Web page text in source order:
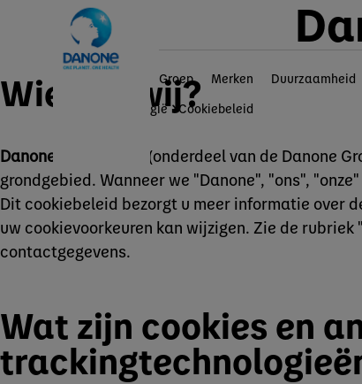
Groep Merken Duurzaamheid
Danone in België Cookiebeleid
Wie zijn wij?
Danone Belux nv/sa
(onderdeel van de Danone
grondgebied. Wanneer we "Danone", "ons",
Dit cookiebeleid bezorgt u meer informatie over
uw cookievoorkeuren kan wijzigen. Zie de rubriek "
contactgegevens.
Wat zijn cookies en